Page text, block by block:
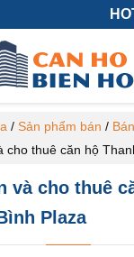
/ Sản phẩm bán /
cho thuê căn hộ
và cho thuê
Plaza